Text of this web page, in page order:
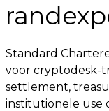
Standard
voor cryptodesk-
settlement,
institutionele use